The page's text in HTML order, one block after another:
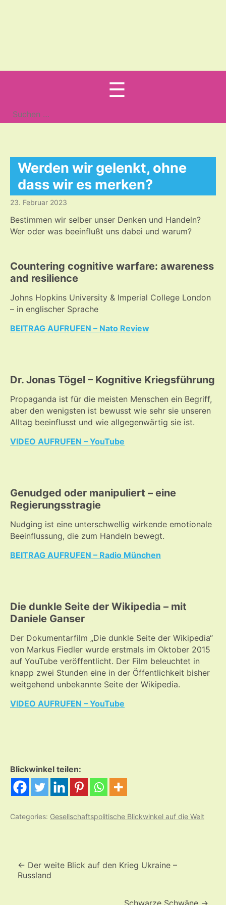
☰
Suche
nach:
Werden wir gelenkt, ohne
dass wir es merken?
23. Februar 2023
Bestimmen wir selber unser Denken und Handeln?
Wer oder was beeinflußt uns dabei und warum?
Countering cognitive warfare: awareness
and resilience
Johns Hopkins University & Imperial College London
– in englischer Sprache
BEITRAG AUFRUFEN – Nato Review
Dr. Jonas Tögel – Kognitive Kriegsführung
Propaganda ist für die meisten Menschen ein Begriff,
aber den wenigsten ist bewusst wie sehr sie unseren
Alltag beeinflusst und wie allgegenwärtig sie ist.
VIDEO AUFRUFEN – YouTube
Genudged oder manipuliert – eine
Regierungsstragie
Nudging ist eine unterschwellig wirkende emotionale
Beeinflussung, die zum Handeln bewegt.
BEITRAG AUFRUFEN – Radio München
Die dunkle Seite der Wikipedia – mit
Daniele Ganser
Der Dokumentarfilm „Die dunkle Seite der Wikipedia“
von Markus Fiedler wurde erstmals im Oktober 2015
auf YouTube veröffentlicht. Der Film beleuchtet in
knapp zwei Stunden eine in der Öffentlichkeit bisher
weitgehend unbekannte Seite der Wikipedia.
VIDEO AUFRUFEN – YouTube
Blickwinkel teilen:
Categories: Gesellschaftspolitische Blickwinkel auf die Welt
← Der weite Blick auf den Krieg Ukraine –
Russland
Schwarze Schwäne →